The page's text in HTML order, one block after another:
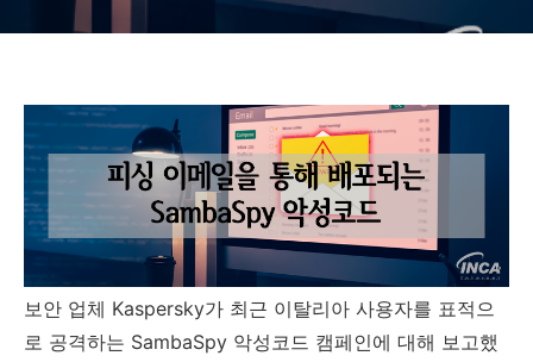
보안 업체 Kaspersky가 최근 이탈리아 사용자를 표적으
로 공격하는 SambaSpy 악성코드 캠페인에 대해 보고했